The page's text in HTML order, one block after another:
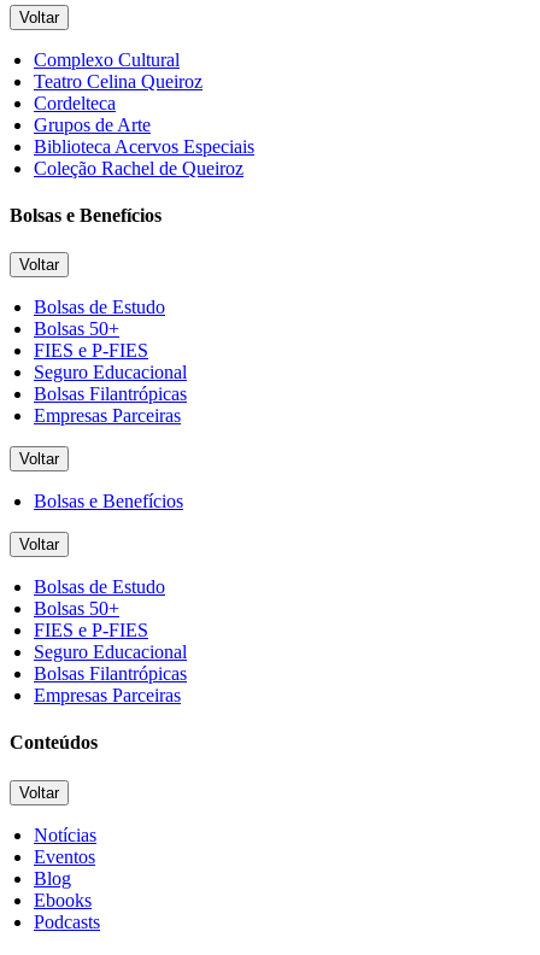
Voltar
Complexo Cultural
Teatro Celina Queiroz
Cordelteca
Grupos de Arte
Biblioteca Acervos Especiais
Coleção Rachel de Queiroz
Bolsas e Benefícios
Voltar
Bolsas de Estudo
Bolsas 50+
FIES e P-FIES
Seguro Educacional
Bolsas Filantrópicas
Empresas Parceiras
Voltar
Bolsas e Benefícios
Voltar
Bolsas de Estudo
Bolsas 50+
FIES e P-FIES
Seguro Educacional
Bolsas Filantrópicas
Empresas Parceiras
Conteúdos
Voltar
Notícias
Eventos
Blog
Ebooks
Podcasts